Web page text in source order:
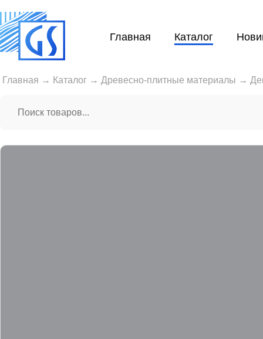
Главная Каталог
Главная → Каталог → Древесно-плитные материалы →